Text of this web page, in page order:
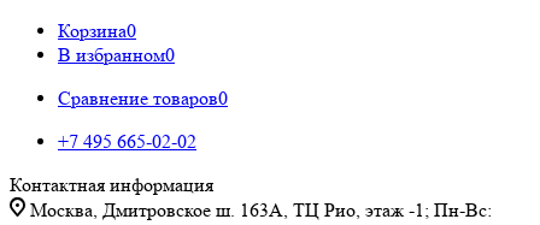
Корзина0
В избранном0
Сравнение товаров0
+7 495 665-02-02
Контактная информация
Москва, Дмитровское ш. 163А, ТЦ Рио, этаж -1; Пн-Вс: